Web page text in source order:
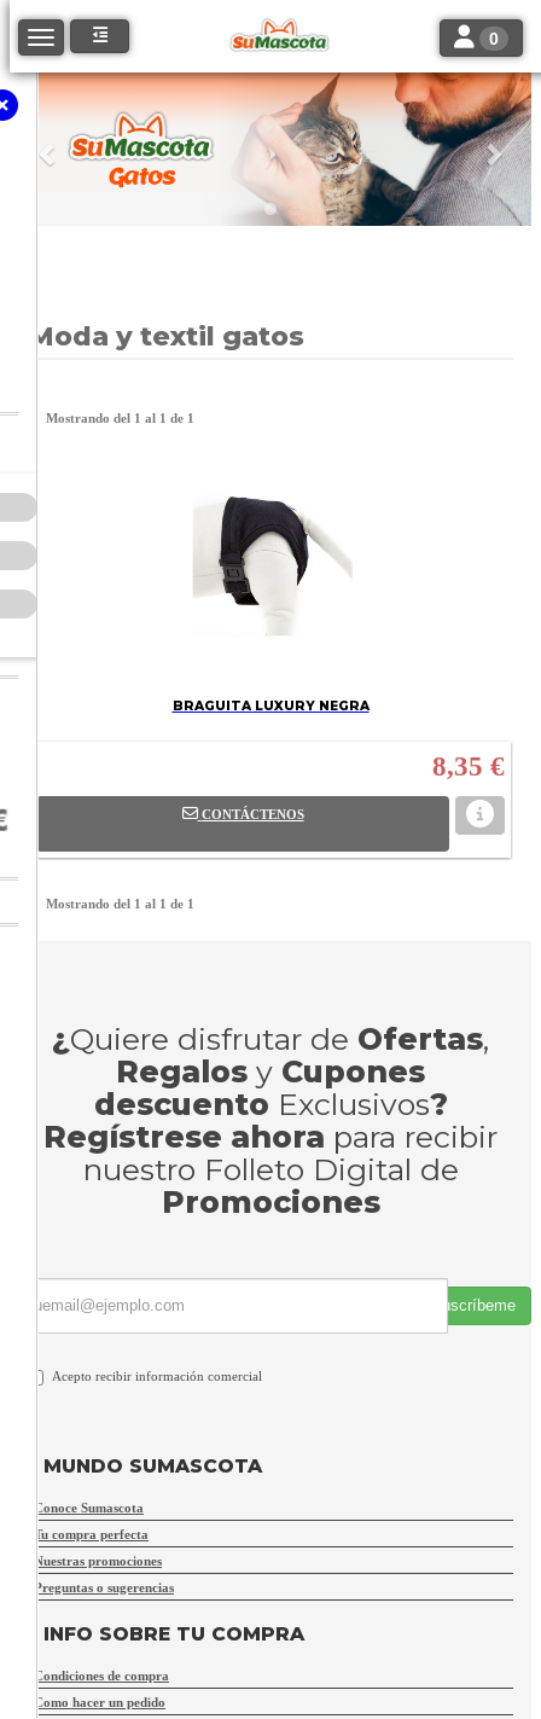
Toggle navigation Toggle
0
Anterior
Moda y textil gatos
Mostrando del 1 al 1 de 1
BRAGUITA LUXURY NEGRA
8,35 €
CONTÁCTENOS
Mostrando del 1 al 1 de 1
¿Quiere disfrutar de Ofertas,
Regalos y Cupones
descuento Exclusivos?
Regístrese ahora para recibir
nuestro Folleto Digital de
Promociones
Suscríbeme
Acepto recibir información comercial
MUNDO SUMASCOTA
Conoce Sumascota
Tu compra perfecta
Nuestras promociones
Preguntas o sugerencias
INFO SOBRE TU COMPRA
Condiciones de compra
Como hacer un pedido